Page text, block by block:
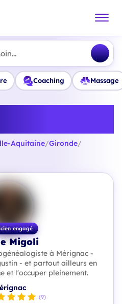
Coaching Massage
Aquitaine/Gironde/
engagé
Migoli
à Mérignac -
- et partout ailleurs en
et l'occuper pleinement.
(9)